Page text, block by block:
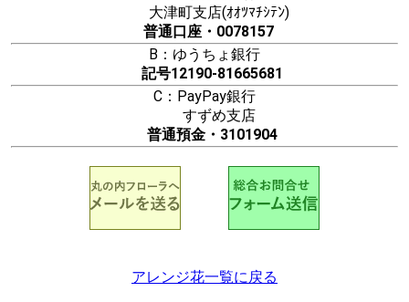
大津町支店(ｵｵﾂﾏﾁｼﾃﾝ)
普通口座・0078157
B：ゆうちょ銀行
記号12190-81665681
C：PayPay銀行
すずめ支店
普通預金・3101904
アレンジ花一覧に戻る